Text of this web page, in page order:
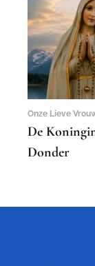
Onze Lieve
De
Donder